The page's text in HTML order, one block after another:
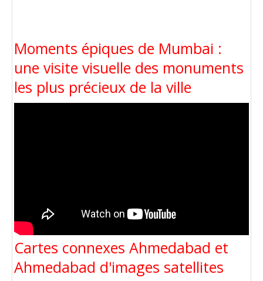
Moments épiques de Mumbai :
une visite visuelle des monuments
les plus précieux de la ville
Cartes connexes Ahmedabad et
Ahmedabad d'images satellites